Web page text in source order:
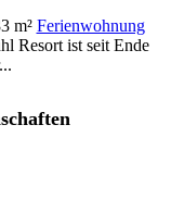
m² Ferienwohnung
Resort ist seit Ende